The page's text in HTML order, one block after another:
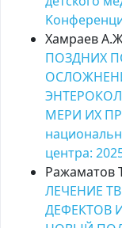
Хамраев
ПОЗДНИХ
МЕРИ ИХ
центра:
Ражаматов
ЛЕЧЕНИЕ
ДЕФЕКТОВ